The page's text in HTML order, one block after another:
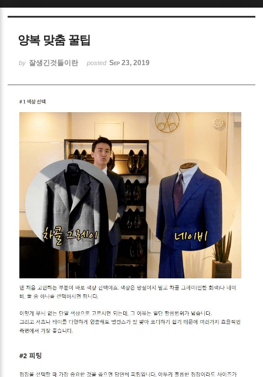
양복 맞춤 꿀팁
by 잘생긴것들이란 posted Sep 23, 2019
Sketchbook5, 스케치북5
Sketchbook5, 스케치북5